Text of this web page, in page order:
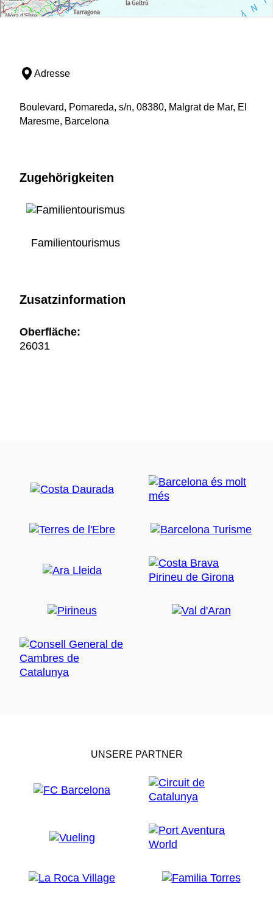
Adresse
Boulevard, Pomareda, s/n, 08380, Malgrat de Mar, El
Maresme, Barcelona
Zugehörigkeiten
Familientourismus
Zusatzinformation
Oberfläche:
26031
UNSERE PARTNER